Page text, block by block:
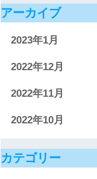
アーカイブ
2023年1月
2022年12月
2022年11月
2022年10月
カテゴリー